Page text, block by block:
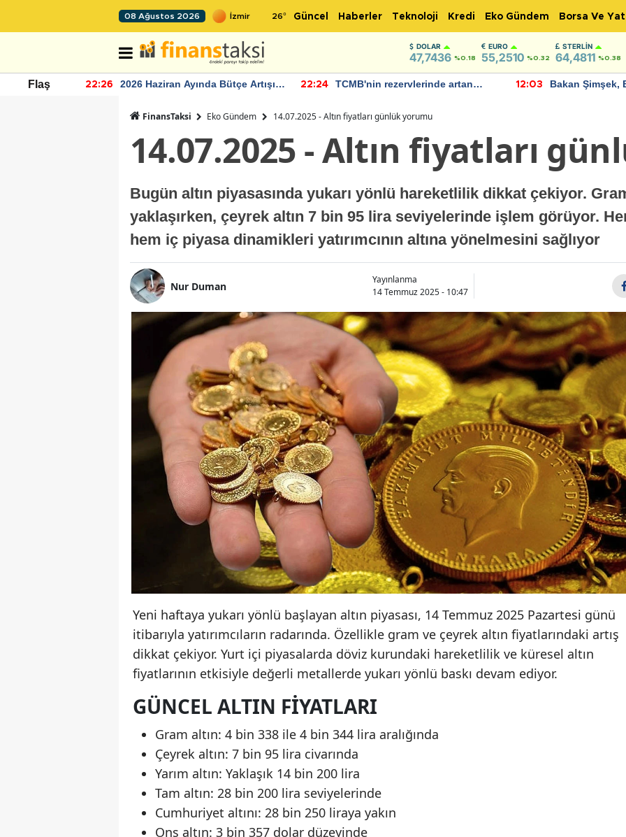
08 Ağustos 2026 26° Güncel Haberler Teknoloji Kredi Eko Gündem Borsa Ve
DOLAR
47,7436 %0.18
EURO
55,2510 %0.32
STERLIN
64,4811 %0.38
Flaş 22:26
2026 Haziran Ayında Bütçe Artışı
22:24
TCMB'nin rezervlerinde artan
12:03
Bakan Şimşek,
FinansTaksi Eko Gündem 14.07.2025 - Altın fiyatları günlük yorumu
14.07.2025 - Altın fiyatları
Bugün altın piyasasında yukarı yönlü hareketlilik dikkat çekiyor.
yaklaşırken, çeyrek altın 7 bin 95 lira seviyelerinde işlem görüyor.
hem iç piyasa dinamikleri yatırımcının altına yönelmesini sağlıyor
Nur Duman
Yayınlanma
14 Temmuz 2025 - 10:47
Yeni haftaya yukarı yönlü başlayan altın piyasası, 14 Temmuz 2025 Pazartesi günü
itibarıyla yatırımcıların radarında. Özellikle gram ve çeyrek altın fiyatlarındaki artış
dikkat çekiyor. Yurt içi piyasalarda döviz kurundaki hareketlilik ve küresel altın
fiyatlarının etkisiyle değerli metallerde yukarı yönlü baskı devam ediyor.
GÜNCEL ALTIN FIYATLARI
Gram altın: 4 bin 338 ile 4 bin 344 lira aralığında
Çeyrek altın: 7 bin 95 lira civarında
Yarım altın: Yaklaşık 14 bin 200 lira
Tam altın: 28 bin 200 lira seviyelerinde
Cumhuriyet altını: 28 bin 250 liraya yakın
Ons altın: 3 bin 357 dolar düzeyinde